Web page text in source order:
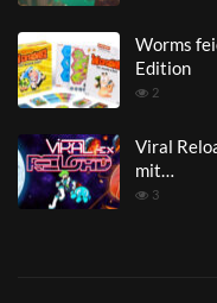
Worms
Edition
2
Viral
mit…
3